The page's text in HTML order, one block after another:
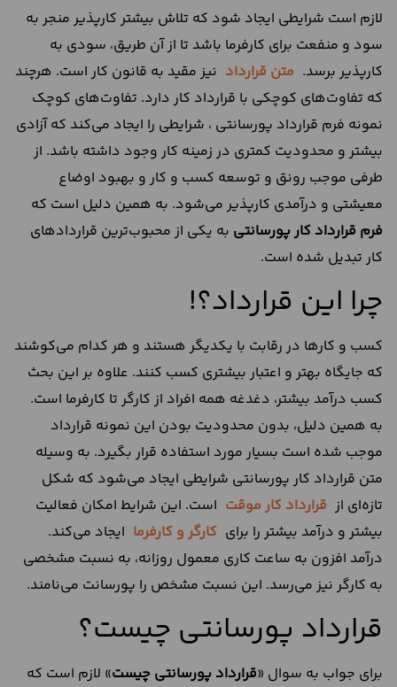
لازم است شرایطی ایجاد شود که تلاش بیشتر کارپذیر منجر به
سود و منفعت برای کارفرما باشد تا از آن طریق، سودی به
کارپذیر برسد. متن قرارداد نیز مقید به قانون کار است. هرچند
که تفاوت‌های کوچکی با قرارداد کار دارد. تفاوت‌های کوچک
نمونه فرم قرارداد پورسانتی ، شرایطی را ایجاد می‌کند که آزادی
بیشتر و محدودیت کمتری در زمینه کار وجود داشته باشد. از
طرفی موجب رونق و توسعه کسب و کار و بهبود اوضاع
معیشتی و درآمدی کارپذیر می‌شود. به همین دلیل است که
فرم قرارداد کار پورسانتی به یکی از محبوب‌ترین قراردادهای
کار تبدیل شده است.
چرا این قرارداد؟!
کسب و کارها در رقابت با یکدیگر هستند و هر کدام می‌کوشند
که جایگاه بهتر و اعتبار بیشتری کسب کنند. علاوه بر این بحث
کسب درآمد بیشتر، دغدغه همه افراد از کارگر تا کارفرما است.
به همین دلیل، بدون محدودیت بودن این نمونه قرارداد
موجب شده است بسیار مورد استفاده قرار بگیرد. به وسیله
متن قرارداد کار پورسانتی شرایطی ایجاد می‌شود که شکل
تازه‌ای از قرارداد کار موقت است. این شرایط امکان فعالیت
بیشتر و درآمد بیشتر را برای کارگر و کارفرما ایجاد می‌کند.
درآمد افزون به ساعت کاری معمول روزانه، به نسبت مشخصی
به کارگر نیز می‌رسد. این نسبت مشخص را پورسانت می‌نامند.
قرارداد پورسانتی چیست؟
برای جواب به سوال «قرارداد پورسانتی چیست» لازم است که